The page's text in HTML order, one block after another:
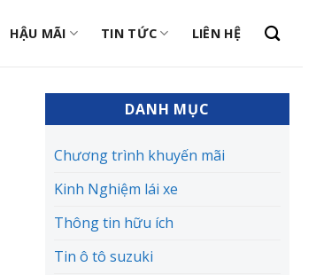
HẬU MÃI TIN TỨC LIÊN HỆ
DANH MỤC
Chương trình khuyến mãi
Kinh Nghiệm lái xe
Thông tin hữu ích
Tin ô tô suzuki